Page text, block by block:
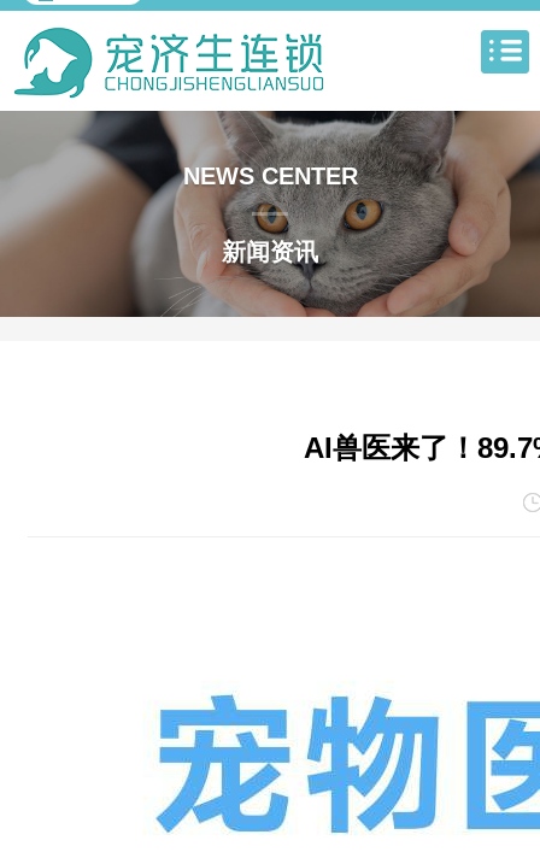
NEWS CENTER
新闻资讯
AI兽医来了！